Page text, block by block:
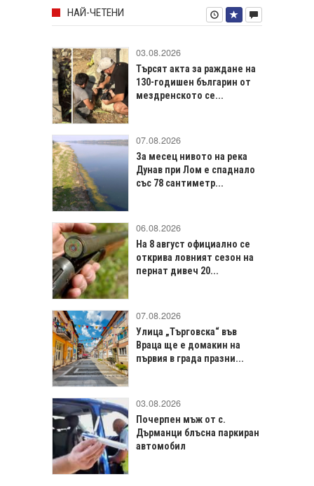
НАЙ-ЧЕТЕНИ
03.08.2026
Търсят акта за раждане на
130-годишен българин от
мездренското се...
07.08.2026
За месец нивото на река
Дунав при Лом е спаднало
със 78 сантиметр...
06.08.2026
На 8 август официално се
открива ловният сезон на
пернат дивеч 20...
07.08.2026
Улица „Търговска“ във
Враца щe е домакин на
първия в града празни...
03.08.2026
Почерпен мъж от с.
Дърманци блъсна паркиран
автомобил